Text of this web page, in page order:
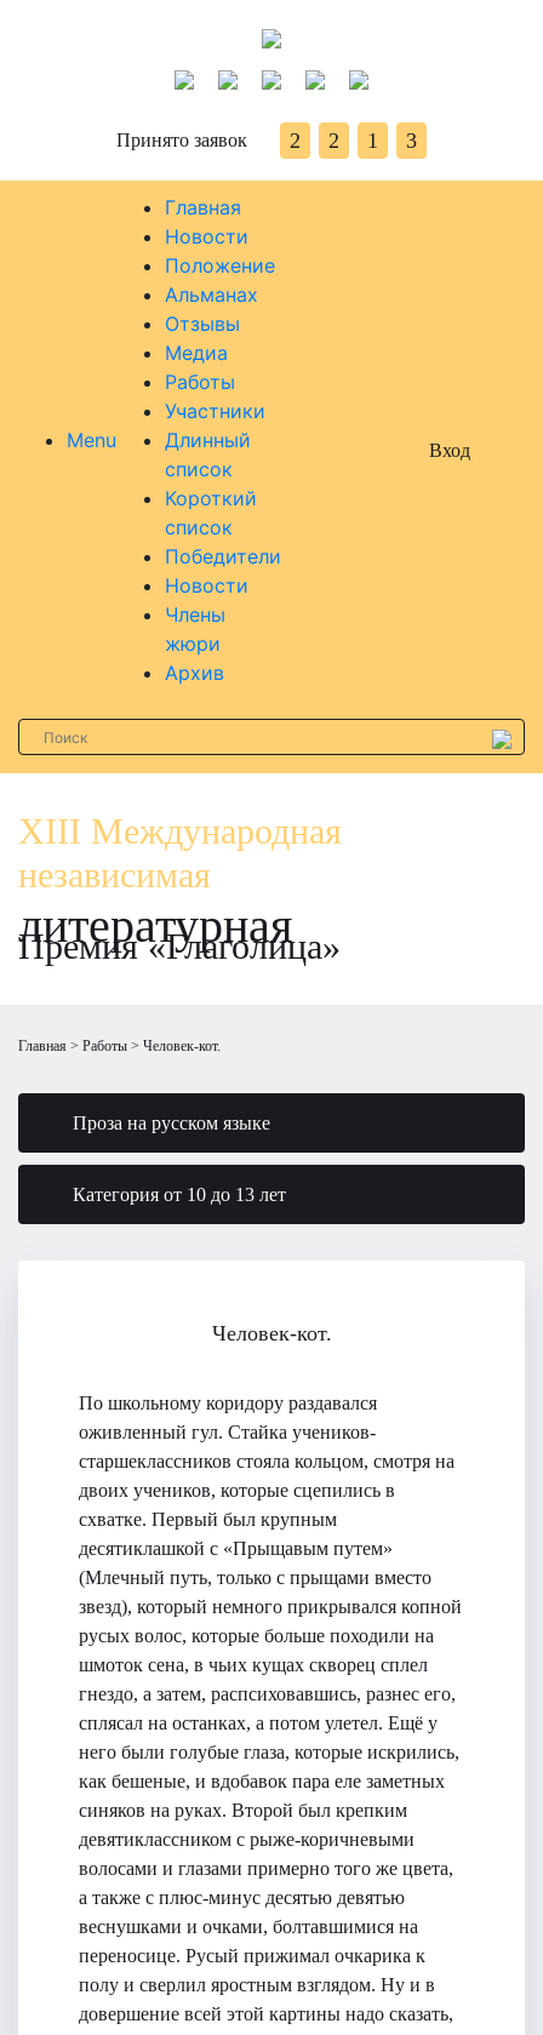
Принято заявок 2 2 1 3
Menu
Главная
Новости
Положение
Альманах
Отзывы
Медиа
Работы
Участники
Длинный
список
Короткий
список
Победители
Новости
Члены
жюри
Архив
Вход
XIII Международная
независимая
литературная
Премия «Глаголица»
Главная Работы Человек-кот.
Проза на русском языке
Категория от 10 до 13 лет
Человек-кот.
По школьному коридору раздавался
оживленный гул. Стайка учеников-
старшеклассников стояла кольцом, смотря на
двоих учеников, которые сцепились в
схватке. Первый был крупным
десятиклашкой с «Прыщавым путем»
(Млечный путь, только с прыщами вместо
звезд), который немного прикрывался копной
русых волос, которые больше походили на
шмоток сена, в чьих кущах скворец сплел
гнездо, а затем, распсиховавшись, разнес его,
сплясал на останках, а потом улетел. Ещё у
него были голубые глаза, которые искрились,
как бешеные, и вдобавок пара еле заметных
синяков на руках. Второй был крепким
девятиклассником с рыже-коричневыми
волосами и глазами примерно того же цвета,
а также с плюс-минус десятью девятью
веснушками и очками, болтавшимися на
переносице. Русый прижимал очкарика к
полу и сверлил яростным взглядом. Ну и в
довершение всей этой картины надо сказать,